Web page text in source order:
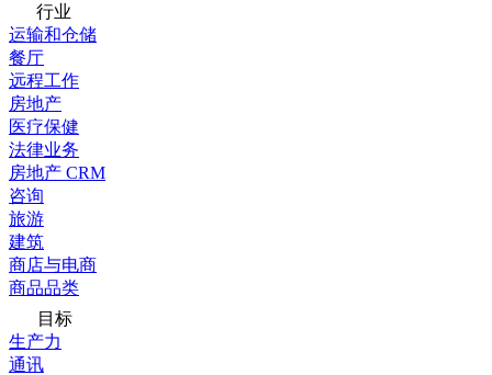
行业
运输和仓储
餐厅
远程工作
房地产
医疗保健
法律业务
房地产 CRM
咨询
旅游
建筑
商店与电商
商品品类
目标
生产力
通讯